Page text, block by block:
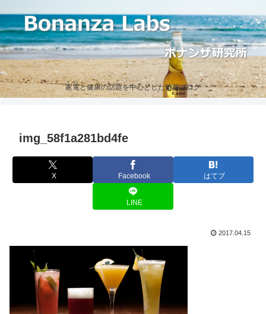
家電と健康の話題を中心とした情報ブログ
img_58f1a281bd4fe
X Facebook はてブ
LINE
2017.04.15